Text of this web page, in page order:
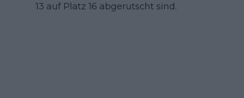
13 auf Platz 16 abgerutscht sind.